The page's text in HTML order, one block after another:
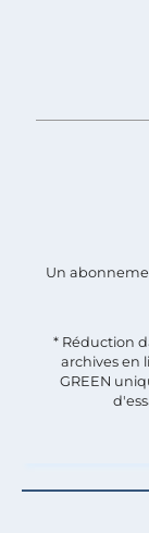
Un
* Réduction
archives en
GREEN